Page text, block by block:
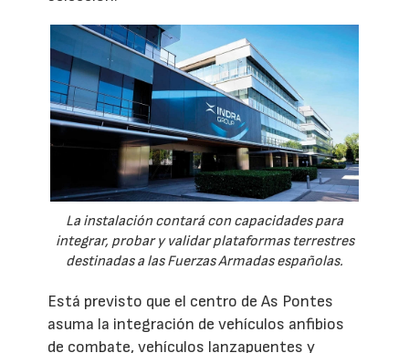
La instalación contará con capacidades para
integrar, probar y validar plataformas terrestres
destinadas a las Fuerzas Armadas españolas.
Está previsto que el centro de As Pontes
asuma la integración de vehículos anfibios
de combate, vehículos lanzapuentes y